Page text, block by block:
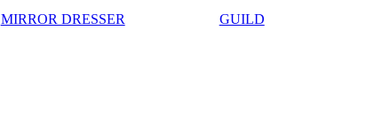
MIRROR DRESSER GUILD